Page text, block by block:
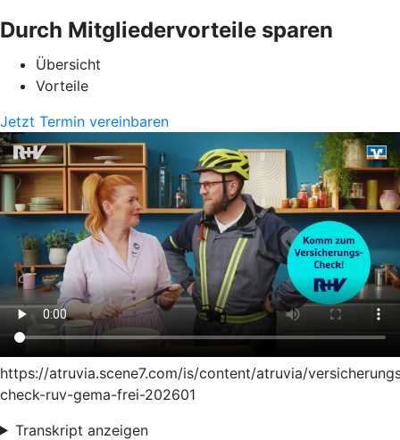
Durch Mitgliedervorteile sparen
Übersicht
Vorteile
Jetzt Termin vereinbaren
https://atruvia.scene7.com/is/content/atruvia/
check-ruv-gema-frei-202601
Transkript anzeigen